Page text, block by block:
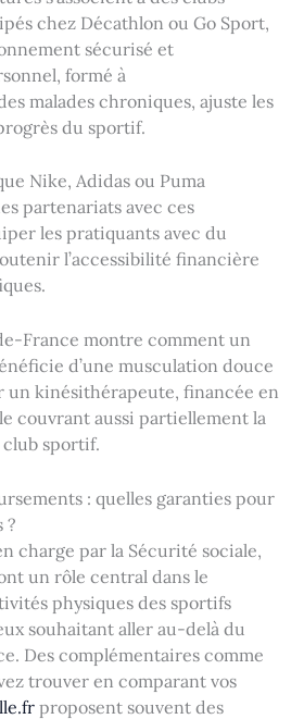
chez Décathlon ou Go Sport,
sécurisé et
formé à
malades chroniques, ajuste les
du sportif.
Nike, Adidas ou Puma
partenariats avec ces
les pratiquants avec du
l’accessibilité financière
France montre comment un
d’une musculation douce
un kinésithérapeute, financée en
couvrant aussi partiellement la
club sportif.
: quelles garanties pour
?
charge par la Sécurité sociale,
un rôle central dans le
physiques des sportifs
souhaitant aller au-delà du
Des complémentaires comme
trouver en comparant vos
proposent souvent des